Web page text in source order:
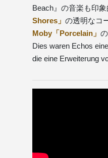
Beach』の音楽も印象
Shores」 の透明なコ
Moby「Porcelain」
Dies waren Echos
die eine Erweiterung